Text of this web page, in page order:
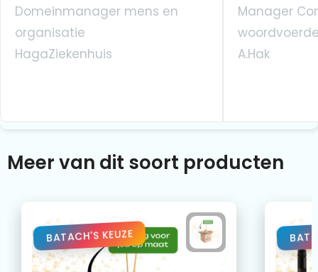
Domeinmanager mens en
organisatie
HagaZiekenhuis
Manager
A.Hak
Meer van dit soort producten
BATACH'S KEUZE